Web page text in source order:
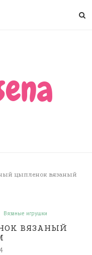
цыпленок вязаный
Вязаные игрушки
ВЯЗАНЫЙ